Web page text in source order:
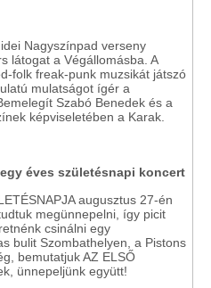
Nagyszínpad verseny
látogat a Végállomásba. A
folk freak-punk muzsikát játszó
mulatságot ígér a
Szabó Benedek és a
képviseletében a Karak.
éves születésnapi koncert
augusztus 27-én
megünnepelni, így picit
csinálni egy
bulit Szombathelyen, a Pistons
bemutatjuk AZ ELSŐ
ünnepeljünk együtt!